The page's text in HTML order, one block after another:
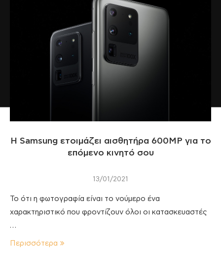
Η Samsung ετοιμάζει αισθητήρα 600MP για το
επόμενο κινητό σου
13/01/2021
Το ότι η φωτογραφία είναι το νούμερο ένα
χαρακτηριστικό που φροντίζουν όλοι οι κατασκευαστές
…
Περισσότερα